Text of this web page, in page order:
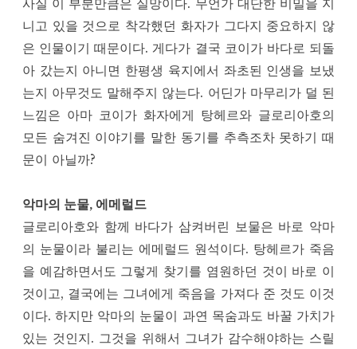
사실 이 부분만큼은 실망이다. 무언가 대단한 비밀을 지
니고 있을 것으로 착각했던 화자가 그다지 중요하지 않
은 인물이기 때문이다. 게다가 결국 코이가 바다로 되돌
아 갔는지 아니면 한평생 육지에서 좌초된 인생을 보냈
는지 아무것도 말해주지 않는다. 어딘가 마무리가 덜 된
느낌은 아마 코이가 화자에게 탕헤르와 글로리아호의
모든 숨겨진 이야기를 말한 동기를 추측조차 못하기 때
문이 아닐까?
악마의 눈물, 에메럴드
글로리아호와 함께 바다가 삼켜버린 보물은 바로 악마
의 눈물이라 불리는 에메럴드 원석이다. 탕헤르가 죽음
을 예감하면서도 그렇게 찾기를 염원하던 것이 바로 이
것이고, 결국에는 그녀에게 죽음을 가져다 준 것도 이것
이다. 하지만 악마의 눈물이 과연 목숨과도 바꿀 가치가
있는 것인지. 그것을 위해서 그녀가 감수해야하는 스릴